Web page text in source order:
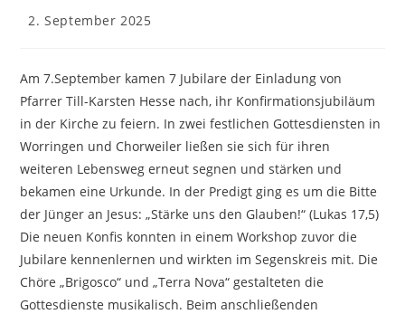
Beitrag
veröffentlicht:
2. September 2025
Am 7.September kamen 7 Jubilare der Einladung von
Pfarrer Till-Karsten Hesse nach, ihr Konfirmationsjubiläum
in der Kirche zu feiern. In zwei festlichen Gottesdiensten in
Worringen und Chorweiler ließen sie sich für ihren
weiteren Lebensweg erneut segnen und stärken und
bekamen eine Urkunde. In der Predigt ging es um die Bitte
der Jünger an Jesus: „Stärke uns den Glauben!“ (Lukas 17,5)
Die neuen Konfis konnten in einem Workshop zuvor die
Jubilare kennenlernen und wirkten im Segenskreis mit. Die
Chöre „Brigosco“ und „Terra Nova“ gestalteten die
Gottesdienste musikalisch. Beim anschließenden